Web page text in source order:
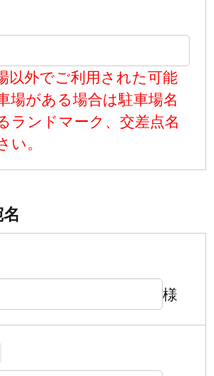
以外でご利用された可能
場がある場合は駐車場名
ランドマーク、交差点名
い。
様